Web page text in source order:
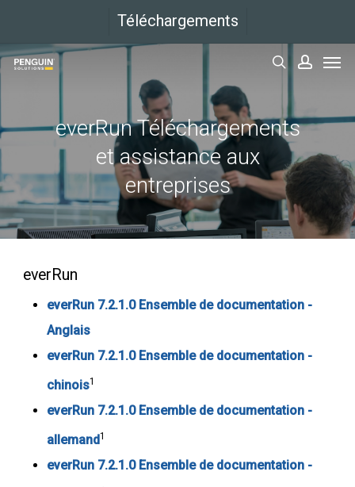
au
Téléchargements
everRun Téléchargements
et assistance aux
entreprises
everRun
everRun 7.2.1.0 Ensemble de documentation -
Anglais
everRun 7.2.1.0 Ensemble de documentation -
chinois1
everRun 7.2.1.0 Ensemble de documentation -
allemand 1
everRun 7.2.1.0 Ensemble de documentation -